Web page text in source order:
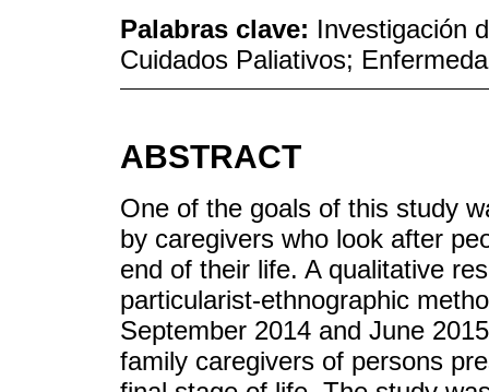
Palabras clave: Investigación
Cuidados Paliativos;
ABSTRACT
One of the goals of this study
by caregivers who look after
end of their life. A qualitative
particularist-ethnographic
September 2014 and June
family caregivers of persons